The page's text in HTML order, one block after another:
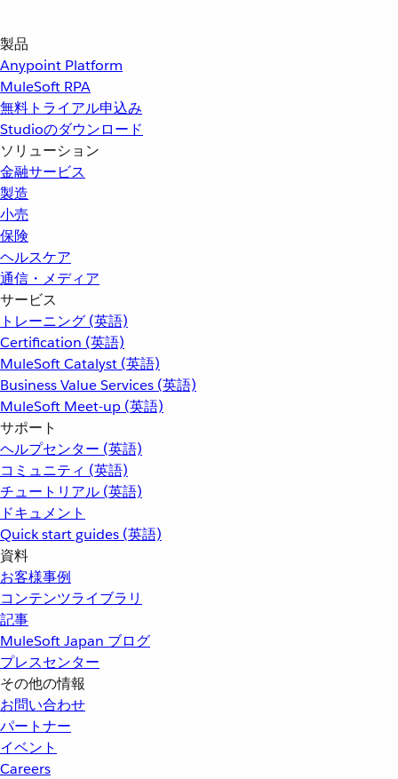
製品
Anypoint Platform
MuleSoft RPA
無料トライアル申込み
Studioのダウンロード
ソリューション
金融サービス
製造
小売
保険
ヘルスケア
通信・メディア
サービス
トレーニング (英語)
Certification (英語)
MuleSoft Catalyst (英語)
Business Value Services (英語)
MuleSoft Meet-up (英語)
サポート
ヘルプセンター (英語)
コミュニティ (英語)
チュートリアル (英語)
ドキュメント
Quick start guides (英語)
資料
お客様事例
コンテンツライブラリ
記事
MuleSoft Japan ブログ
プレスセンター
その他の情報
お問い合わせ
パートナー
イベント
Careers